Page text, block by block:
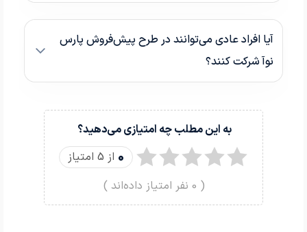
آیا افراد عادی می‌توانند در طرح پیش‌فروش پارس
نوآ شرکت کنند؟
به این مطلب چه امتیازی می‌دهید؟
0 از 5 امتیاز
(
0 نفر امتیاز داده‌اند )